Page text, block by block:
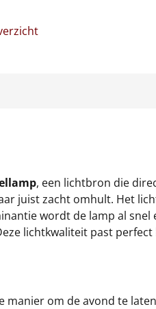
, een lichtbron die
juist zacht omhult. Het
wordt de lamp al
lichtkwaliteit past
om de avond te